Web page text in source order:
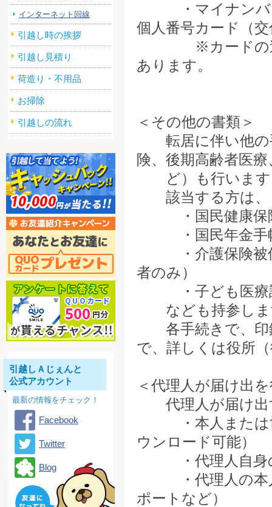
・マイナンバー
個人番号カード（
※カードの追記
あります。
＜その他の書類＞
転居に伴い他の
険、後期高齢者医
ど）も行います
該当する方は、
・国民健康保険
・国民年金手帳
・介護保険被保
者のみ）
・子ども医療証
なども持参しま
各手続きで、印
で、詳しくは役所
＜代理人が届け出
代理人が届け出
・本人または世
ウンロード可能）
・代理人自身
・代理人の本人
ポートなど）
インターネット回線
引越し時の挨拶
引越し見積り
荷造り・不用品
お掃除
引越しの流れ
引越しＡじぇんと
公式アカウント
最新の情報をチェック！
Facebook
Twitter
Blog